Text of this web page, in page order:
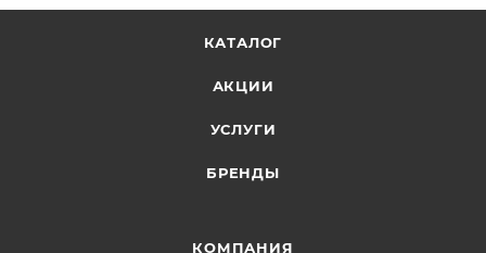
КАТАЛОГ
АКЦИИ
УСЛУГИ
БРЕНДЫ
КОМПАНИЯ